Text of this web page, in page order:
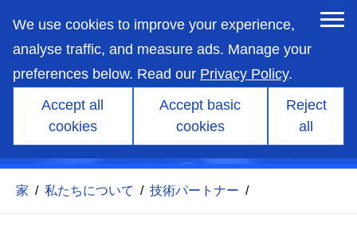
We use cookies to improve your experience,
analyse traffic, and measure ads. Manage your
preferences below. Read our Privacy Policy.
Accept all
cookies
Accept basic
cookies
Reject
all
main
content
マスワークス
家 / 私たちについて / 技術パートナー /